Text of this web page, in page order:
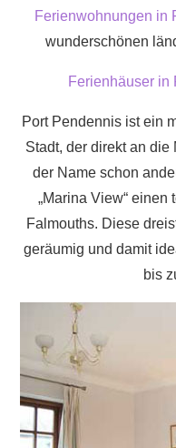
Ferienwohnungen in
wunderschönen
Ferienhäuser in
Port Pendennis ist ein
Stadt, der direkt an
der Name schon
„Marina View“
Falmouths. Diese
geräumig und damit
bis